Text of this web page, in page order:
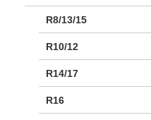
R8/13/15
R10/12
R14/17
R16